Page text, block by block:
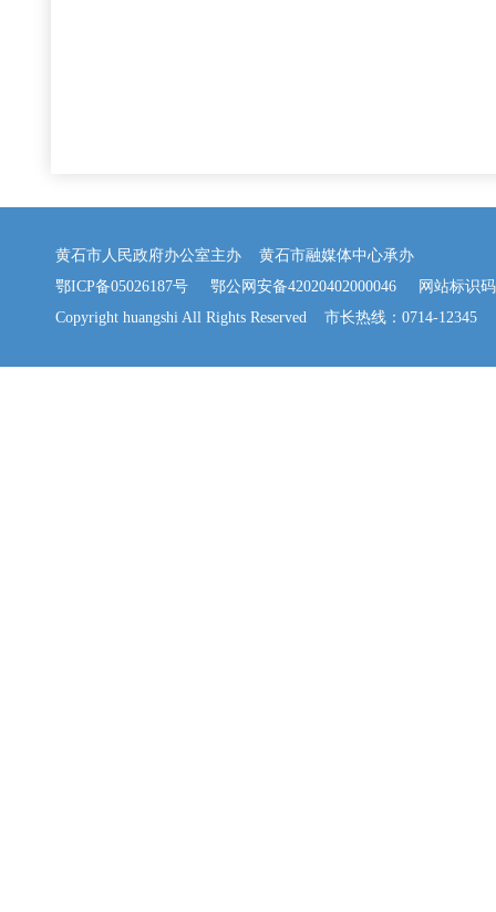
黄石市人民政府办公室主办 黄石市融媒体中心承办
鄂ICP备05026187号
鄂公网安备42020402000046 网站标识码
Copyright huangshi All Rights Reserved 市长热线：0714-12345